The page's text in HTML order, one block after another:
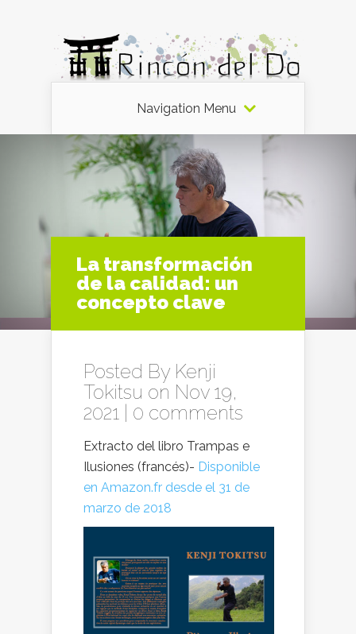
Navigation Menu
La transformación
de la calidad: un
concepto clave
Posted By Kenji
Tokitsu on Nov 19,
2021 | 0 comments
Extracto del libro Trampas e
Ilusiones (francés)- Disponible
en Amazon.fr desde el 31 de
marzo de 2018